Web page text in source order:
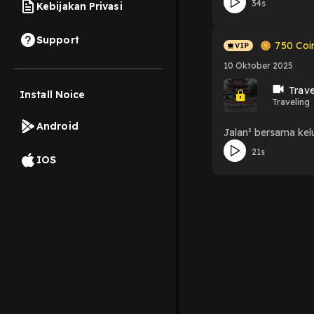
Kebijakan Privasi
Support
Install Noice
Android
IOS
34s
750
10 Oktober 2025
Traveling
Jalan² bersama
21s